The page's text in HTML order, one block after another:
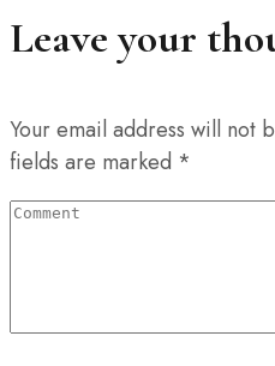
Leave your
Your email address will not
fields are marked *